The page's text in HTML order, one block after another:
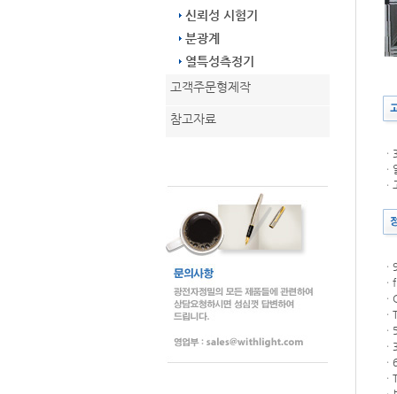
신뢰성 시험기
분광계
열특성측정기
고객주문형제작
참고자료